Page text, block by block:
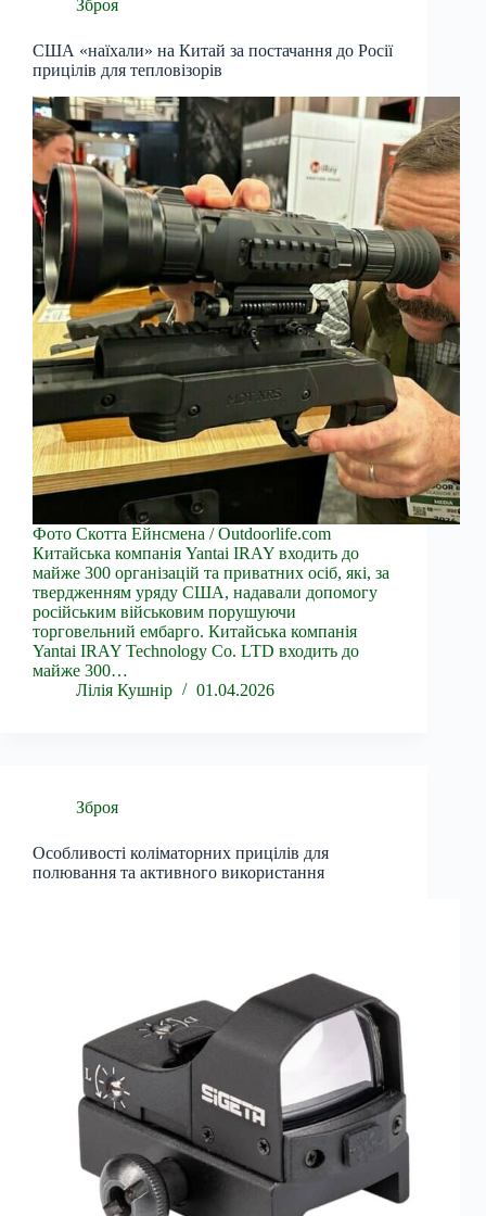
Зброя
США «наїхали» на Китай за постачання до Росії
прицілів для тепловізорів
Фото Скотта Ейнсмена / Outdoorlife.com
Китайська компанія Yantai IRAY входить до
майже 300 організацій та приватних осіб, які, за
твердженням уряду США, надавали допомогу
російським військовим порушуючи
торговельний ембарго. Китайська компанія
Yantai IRAY Technology Co. LTD входить до
майже 300…
Лілія Кушнір
01.04.2026
Зброя
Особливості коліматорних прицілів для
полювання та активного використання